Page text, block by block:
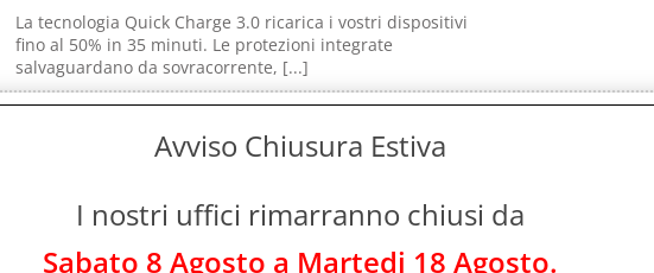
La tecnologia Quick Charge 3.0 ricarica i vostri dispositivi
fino al 50% in 35 minuti. Le protezioni integrate
salvaguardano da sovracorrente, [...]
IGLOO BOMBOLETTA ARIA COMPRESSA 400ML
404270
Garanzia:
ITALIA
Cod. Produttore:
LG-113
Prezzo:
Evasione Articolo:
Avviso Chiusura Estiva
I nostri uffici rimarranno chiusi da
Sabato 8 Agosto a Martedi 18 Agosto.